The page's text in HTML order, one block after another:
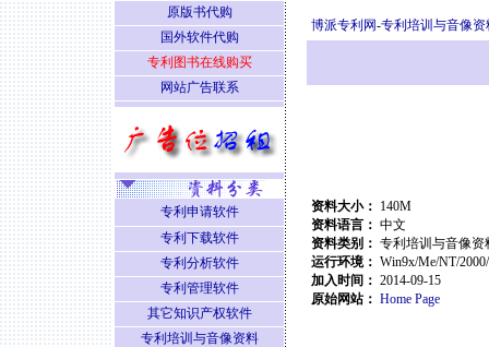
博派专利网-专利培训与音像资
资料大小： 140M
资料语言： 中文
资料类别： 专利培训与音像资
运行环境： Win9x/Me/NT/
加入时间： 2014-09-15
原始网站： Home Page
原版书代购
国外软件代购
专利图书在线购买
网站广告联系
专利申请软件
专利下载软件
专利分析软件
专利管理软件
其它知识产权软件
专利培训与音像资料